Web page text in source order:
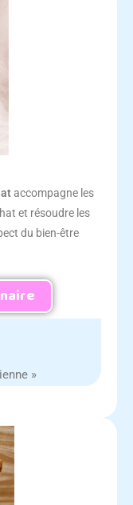
accompagne les
et résoudre les
du bien-être
»